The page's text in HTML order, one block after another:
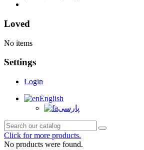
Loved
No items
Settings
Login
English
پارسی
Click for more products.
No products were found.